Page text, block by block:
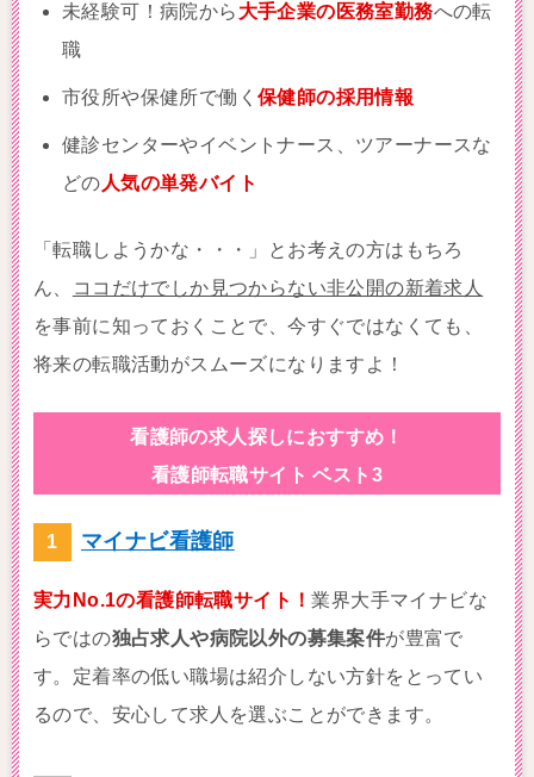
未経験可！病院から 大手企業の医務室勤務への転
職
市役所や保健所で働く 保健師の採用情報
健診センターやイベントナース、ツアーナースな
どの 人気の単発バイト
「転職しようかな・・・」とお考えの方はもちろ
ん、
ココだけでしか見つからない非公開の新着求人
を事前に知っておくことで、今すぐではなくても、
将来の転職活動がスムーズになりますよ！
看護師の求人探しにおすすめ！
看護師転職サイト ベスト3
マイナビ看護師
実力No.1の看護師転職サイト！業界大手マイナビな
らではの独占求人や病院以外の募集案件が豊富で
す。定着率の低い職場は紹介しない方針をとってい
るので、安心して求人を選ぶことができます。